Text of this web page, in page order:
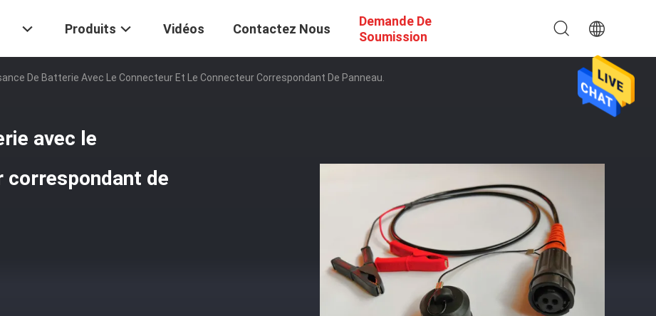
Produits Vidéos Contactez Nous
Demande De
Soumission
De Batterie Avec Le Connecteur Et Le Connecteur Correspondant De Panneau.
avec le
correspondant de